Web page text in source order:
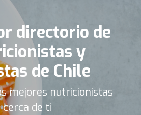
directorio de
y
de Chile
mejores nutricionistas
cerca de ti